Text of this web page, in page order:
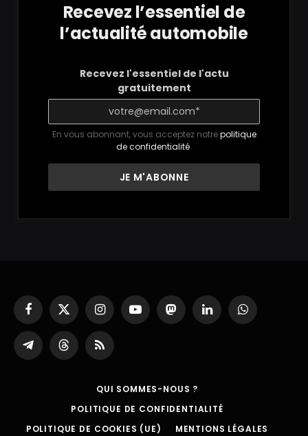
Recevez l’essentiel de
l’actualité automobile
Recevez l'essentiel de l'actu
gratuitement
En vous abonnant, vous acceptez notrepolitique
de confidentialité.
Facebook
X
(Twitter)
InstagramYouTubeMastodonLinkedInWhatsApp
Partager
sur
ThreadsRSS
QUI SOMMES-NOUS ?
POLITIQUE DE CONFIDENTIALITÉ
POLITIQUE DE COOKIES (UE)
MENTIONS LÉGALES